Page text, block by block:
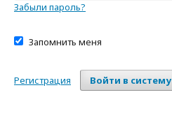
Забыли пароль?
Запомнить меня
Войти в систему
Регистрация